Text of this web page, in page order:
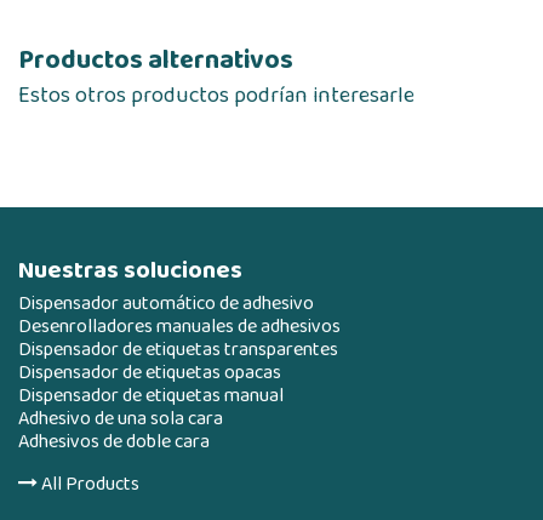
Productos alternativos
Estos otros productos podrían interesarle
Nuestras soluciones
Dispensador automático de adhesivo
Desenrolladores manuales de adhesivos
Dispensador de etiquetas transparentes
Dispensador de etiquetas opacas
Dispensador de etiquetas manual
Adhesivo de una sola cara
Adhesivos de doble cara
All Products